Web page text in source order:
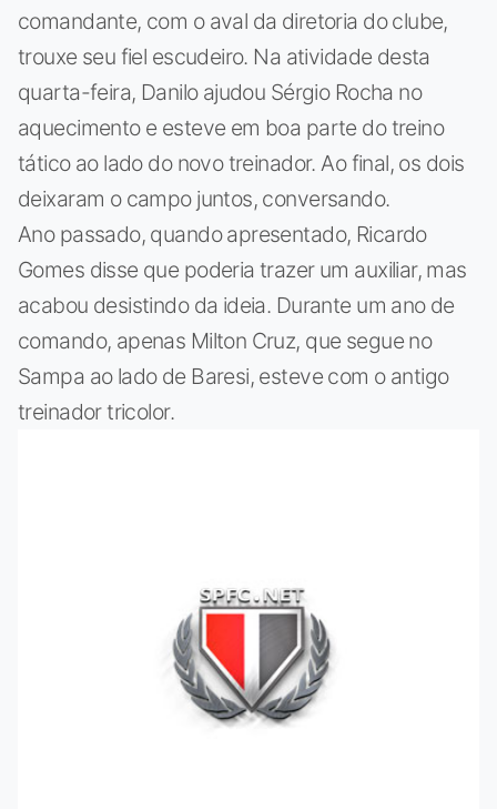
comandante, com o aval da diretoria do clube,
trouxe seu fiel escudeiro. Na atividade desta
quarta-feira, Danilo ajudou Sérgio Rocha no
aquecimento e esteve em boa parte do treino
tático ao lado do novo treinador. Ao final, os dois
deixaram o campo juntos, conversando.
Ano passado, quando apresentado, Ricardo
Gomes disse que poderia trazer um auxiliar, mas
acabou desistindo da ideia. Durante um ano de
comando, apenas Milton Cruz, que segue no
Sampa ao lado de Baresi, esteve com o antigo
treinador tricolor.